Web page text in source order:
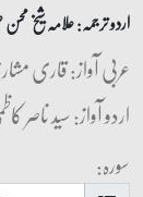
اردو ترجمہ: علامہ شیخ
عربی آواز: قاری
اردو آواز: سید ناصر
سورہ: